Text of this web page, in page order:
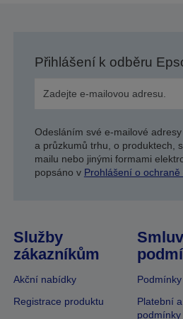
Přihlášení k odběru
Odesláním své e-mailové
a průzkumů trhu, o produktech,
mailu nebo jinými formami
popsáno v Prohlášení o
Služby
zákazníkům
Akční nabídky
Registrace produktu
Platební
podmínky